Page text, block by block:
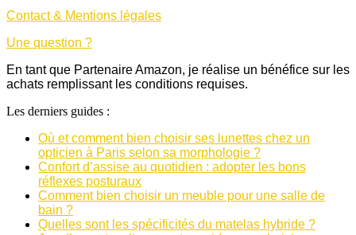
Contact & Mentions légales
Une question ?
En tant que Partenaire Amazon, je réalise un bénéfice sur les
achats remplissant les conditions requises.
Les derniers guides :
Où et comment bien choisir ses lunettes chez un
opticien à Paris selon sa morphologie ?
Confort d’assise au quotidien : adopter les bons
réflexes posturaux
Comment bien choisir un meuble pour une salle de
bain ?
Quelles sont les spécificités du matelas hybride ?